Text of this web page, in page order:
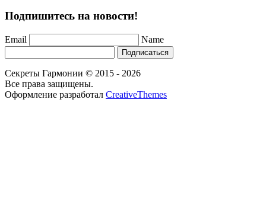
Подпишитесь на новости!
Email Name
Подписаться
Секреты Гармонии © 2015 - 2026
Все права защищены.
Оформление разработал CreativeThemes